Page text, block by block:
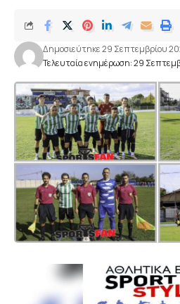
Τελευταία ενημέρωση: 29
Δημοσιεύτηκε 29 Σεπτεμβρίου